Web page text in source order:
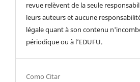
revue relèvent de la seule
leurs auteurs et aucune
légale quant à son contenu
périodique ou à l’EDUFU.
Como Citar